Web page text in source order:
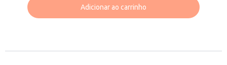
Adicionar ao carrinho